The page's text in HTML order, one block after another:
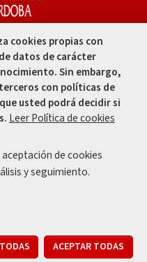
010
Enlace
de Tratamiento
Accesibilidad
cookies propias con
datos de carácter
Sin embargo,
con políticas de
usted podrá decidir si
Leer Política de cookies
de cookies
y seguimiento.
ACEPTAR TODAS